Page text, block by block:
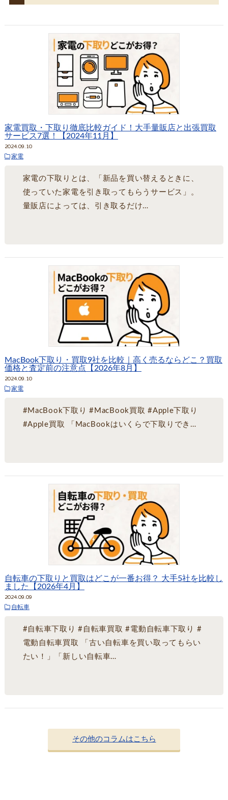
家電買取・下取り徹底比較ガイド！大手量販店と出張買取
サービス7選！【2024年11月】
2024.09.10
家電
家電の下取りとは、「新品を買い替えるときに、
使っていた家電を引き取ってもらうサービス」。
量販店によっては、引き取るだけ…
MacBook下取り・買取9社を比較｜高く売るならどこ？買取
価格と査定前の注意点【2026年8月】
2024.09.10
家電
#MacBook下取り #MacBook買取 #Apple下取り
#Apple買取 「MacBookはいくらで下取りでき…
自転車の下取りと買取はどこが一番お得？ 大手5社を比較し
ました【2026年4月】
2024.09.09
自転車
#自転車下取り #自転車買取 #電動自転車下取り #
電動自転車買取 「古い自転車を買い取ってもらい
たい！」「新しい自転車…
その他のコラムはこちら